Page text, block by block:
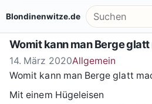
Blondinenwitze.de Suche nach:
Womit kann man Berge
14. März 2020Allgemein
Womit kann man Berge glatt
Mit einem Hügeleisen